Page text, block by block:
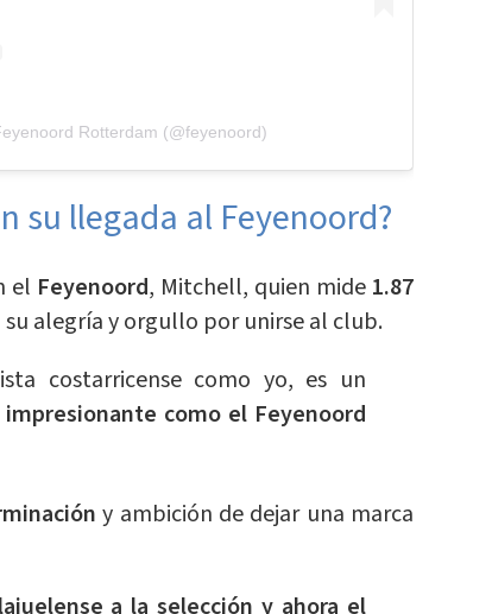
Rotterdam (@feyenoord)
su llegada al Feyenoord?
el Feyenoord, Mitchell, quien mide 1.87
alegría y orgullo por unirse al club.
costarricense como yo, es un
como el Feyenoord
y ambición de dejar una marca
a la selección y ahora el